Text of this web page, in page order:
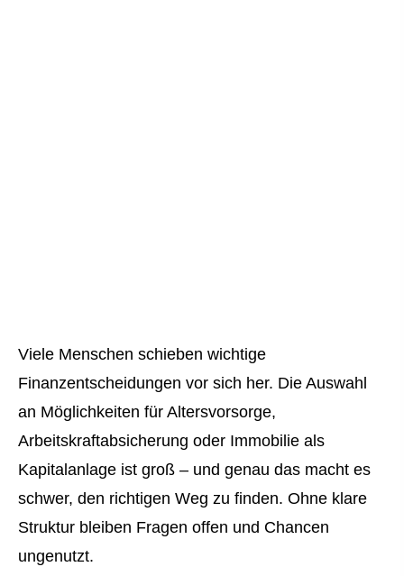
Viele Menschen schieben wichtige
Finanzentscheidungen vor sich her. Die Auswahl
an Möglichkeiten für Alters­vorsorge,
Arbeitskraftabsicherung oder Immobilie als
Kapitalanlage ist groß – und genau das macht es
schwer, den richtigen Weg zu finden. Ohne klare
Struktur bleiben Fragen offen und Chancen
ungenutzt.